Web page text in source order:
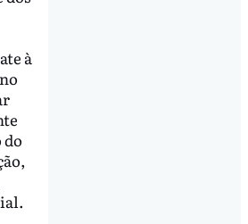
à
do